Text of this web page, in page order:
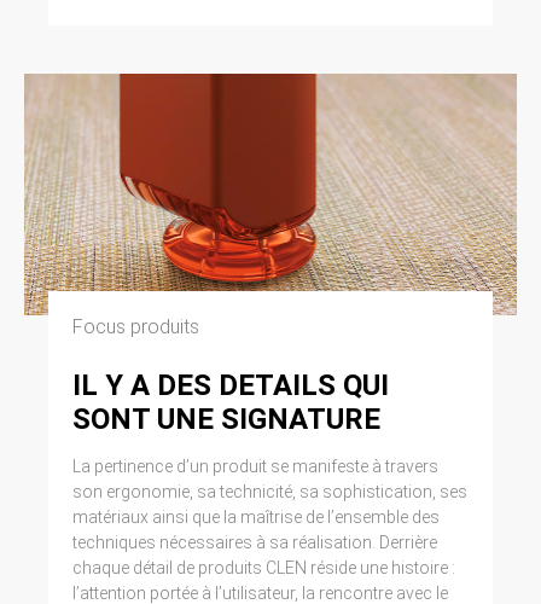
Focus produits
IL Y A DES DETAILS QUI
SONT UNE SIGNATURE
La pertinence d’un produit se manifeste à travers
son ergonomie, sa technicité, sa sophistication, ses
matériaux ainsi que la maîtrise de l’ensemble des
techniques nécessaires à sa réalisation. Derrière
chaque détail de produits CLEN réside une histoire :
l’attention portée à l’utilisateur, la rencontre avec le